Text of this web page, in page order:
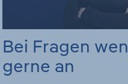
Bei Fragen
gerne an